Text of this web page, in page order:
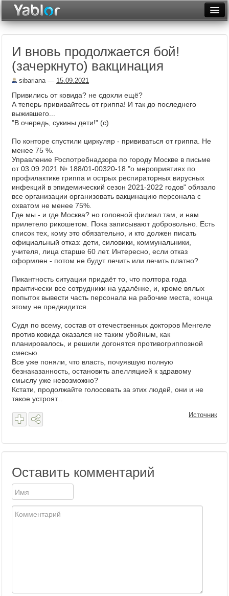
Неделя
Месяц
И вновь продолжается бой!
(зачеркнуто) вакцинация
sibariana— 15.09.2021
Привились от ковида? не сдохли ещё?
А теперь прививайтесь от гриппа! И так до последнего
выжившего...
"В очередь, сукины дети!" (с)
По конторе спустили циркуляр - прививаться от гриппа. Не
менее 75 %.
Управление Роспотребнадзора по городу Москве в письме
от 03.09.2021 № 188/01-00320-18 "о мероприятиях по
профилактике гриппа и острых респираторных вирусных
инфекций в эпидемический сезон 2021-2022 годов" обязало
все организации организовать вакцинацию персонала с
охватом не менее 75%.
Где мы - и где Москва? но головной филиал там, и нам
прилетело рикошетом. Пока записывают добровольно. Есть
список тех, кому это обязательно, и кто должен писать
официальный отказ: дети, силовики, коммунальники,
учителя, лица старше 60 лет. Интересно, если отказ
оформлен - потом не будут лечить или лечить платно?
Пикантность ситуации придаёт то, что полтора года
практически все сотрудники на удалёнке, и, кроме вялых
попыток вывести часть персонала на рабочие места, конца
этому не предвидится.
Судя по всему, состав от отечественных докторов Менгеле
против ковида оказался не таким убойным, как
планировалось, и решили догонятся противогриппозной
смесью.
Все уже поняли, что власть, почуявшую полную
безнаказанность, остановить апелляцией к здравому
смыслу уже невозможно?
Кстати, продолжайте голосовать за этих людей, они и не
такое устроят...
Источник
Оставить комментарий